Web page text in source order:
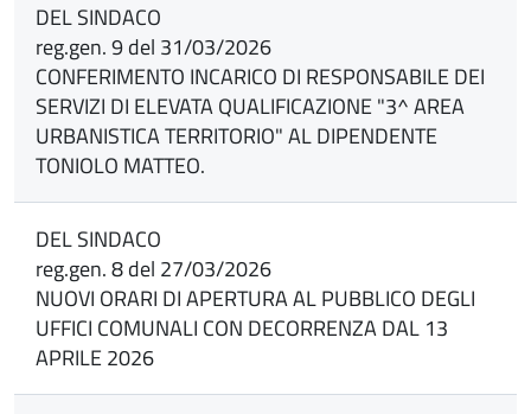
DEL SINDACO
reg.gen. 9 del 31/03/2026
CONFERIMENTO INCARICO DI RESPONSABILE DEI
SERVIZI DI ELEVATA QUALIFICAZIONE "3^ AREA
URBANISTICA TERRITORIO" AL DIPENDENTE
TONIOLO MATTEO.
DEL SINDACO
reg.gen. 8 del 27/03/2026
NUOVI ORARI DI APERTURA AL PUBBLICO DEGLI
UFFICI COMUNALI CON DECORRENZA DAL 13
APRILE 2026